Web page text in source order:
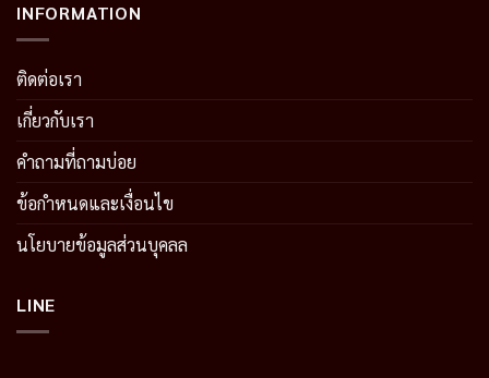
INFORMATION
ติดต่อเรา
เกี่ยวกับเรา
คำถามที่ถามบ่อย
ข้อกำหนดและเงื่อนไข
นโยบายข้อมูลส่วนบุคลล
LINE